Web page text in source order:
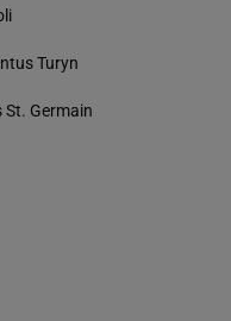
Turyn
St. Germain